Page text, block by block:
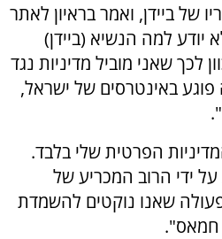
של ביידן, ואמר בראיון לאתר
יודע למה הנשיא (ביידן)
לכך שאני מוביל מדיניות נגד
פוגע באינטרסים של ישראל,
הפרטית שלי בלבד.
ידי הרוב המכריע של
שאנו נוקטים להשמדת
חמאס".